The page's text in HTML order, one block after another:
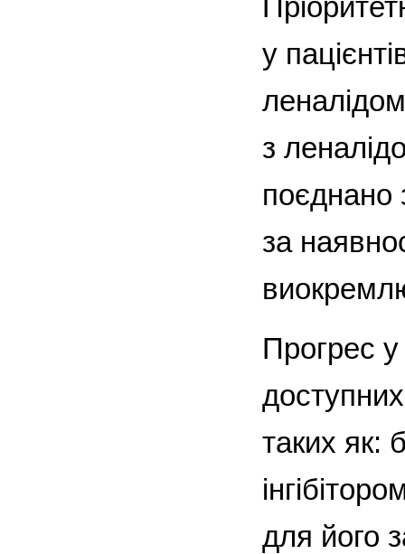
у
з
поєднано
за
Прогрес у
доступних
таких як:
для його